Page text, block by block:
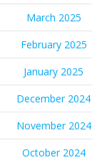
March 2025
February 2025
January 2025
December 2024
November 2024
October 2024